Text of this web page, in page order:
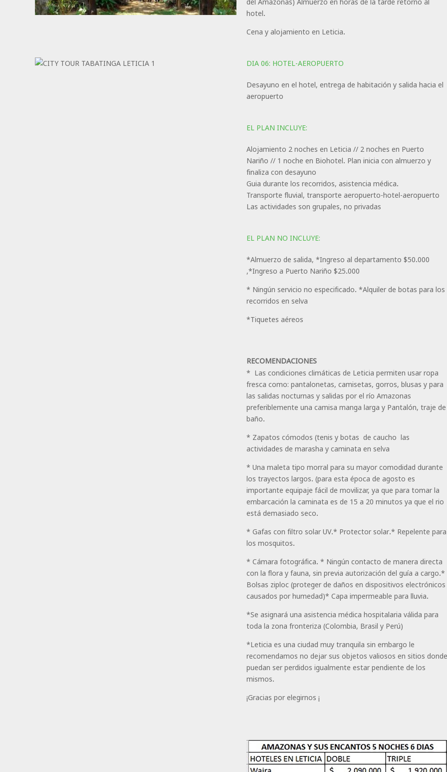
hotel.
Cena y alojamiento en Leticia.
DIA 06: HOTEL-AEROPUERTO
Desayuno en el hotel, entrega de habitación y salida hacia el
aeropuerto
EL PLAN INCLUYE:
Alojamiento 2 noches en Leticia // 2 noches en Puerto
Nariño // 1 noche en Biohotel. Plan inicia con almuerzo y
finaliza con desayuno
Guia durante los recorridos, asistencia médica.
Transporte fluvial, transporte aeropuerto-hotel-aeropuerto
Las actividades son grupales, no privadas
EL PLAN NO INCLUYE:
*Almuerzo de salida, *Ingreso al departamento $50.000
,*Ingreso a Puerto Nariño $25.000
* Ningún servicio no especificado. *Alquiler de botas para los
recorridos en selva
*Tiquetes aéreos
RECOMENDACIONES
* Las condiciones climáticas de Leticia permiten usar ropa
fresca como: pantalonetas, camisetas, gorros, blusas y para
las salidas nocturnas y salidas por el río Amazonas
preferiblemente una camisa manga larga y Pantalón, traje de
baño.
* Zapatos cómodos (tenis y botas de caucho las
actividades de marasha y caminata en selva
* Una maleta tipo morral para su mayor comodidad durante
los trayectos largos. (para esta época de agosto es
importante equipaje fácil de movilizar, ya que para tomar la
embarcación la caminata es de 15 a 20 minutos ya que el rio
está demasiado seco.
* Gafas con filtro solar UV.* Protector solar.* Repelente para
los mosquitos.
* Cámara fotográfica. * Ningún contacto de manera directa
con la flora y fauna, sin previa autorización del guía a cargo.*
Bolsas ziploc (proteger de daños en dispositivos electrónicos
causados por humedad)* Capa impermeable para lluvia.
*Se asignará una asistencia médica hospitalaria válida para
toda la zona fronteriza (Colombia, Brasil y Perú)
*Leticia es una ciudad muy tranquila sin embargo le
recomendamos no dejar sus objetos valiosos en sitios donde
puedan ser perdidos igualmente estar pendiente de los
mismos.
¡Gracias por elegirnos ¡